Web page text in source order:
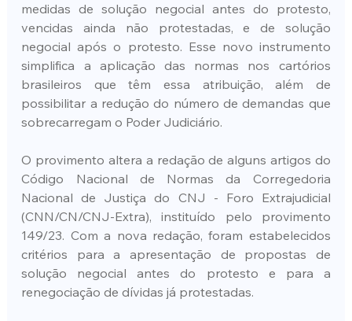
medidas de solução negocial antes do protesto,
vencidas ainda não protestadas, e de solução
negocial após o protesto. Esse novo instrumento
simplifica a aplicação das normas nos cartórios
brasileiros que têm essa atribuição, além de
possibilitar a redução do número de demandas que
sobrecarregam o Poder Judiciário.
O provimento altera a redação de alguns artigos do
Código Nacional de Normas da Corregedoria
Nacional de Justiça do CNJ - Foro Extrajudicial
(CNN/CN/CNJ-Extra), instituído pelo provimento
149/23. Com a nova redação, foram estabelecidos
critérios para a apresentação de propostas de
solução negocial antes do protesto e para a
renegociação de dívidas já protestadas.